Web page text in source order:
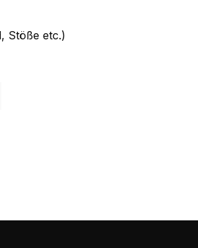
Stöße etc.)